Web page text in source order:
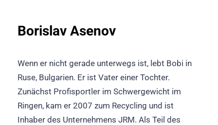
Borislav Asenov
Wenn er nicht gerade unterwegs ist, lebt Bobi in
Ruse, Bulgarien. Er ist Vater einer Tochter.
Zunächst Profisportler im Schwergewicht im
Ringen, kam er 2007 zum Recycling und ist
Inhaber des Unternehmens JRM. Als Teil des